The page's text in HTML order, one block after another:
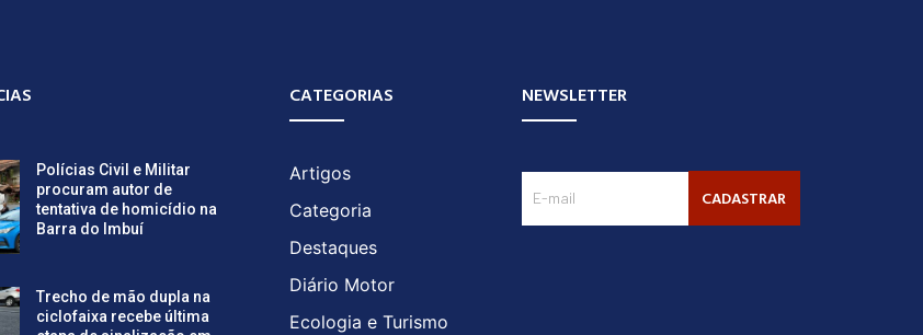
Polícias Civil e Militar
procuram autor de
tentativa de homicídio na
Barra do Imbuí
Trecho de mão dupla na
ciclofaixa recebe última
CATEGORIAS
Artigos
Categoria
Destaques
Diário Motor
Ecologia e Turismo
NEWSLETTER
CADASTRAR